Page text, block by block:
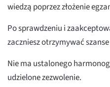
wiedzą poprzez złożenie
Po sprawdzeniu i
zaczniesz otrzymywać
Nie ma ustalonego
udzielone zezwolenie.